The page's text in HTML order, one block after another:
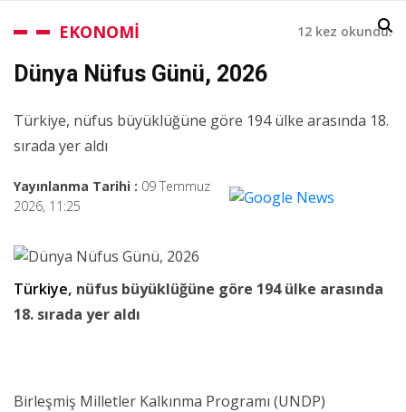
EKONOMİ 12 kez okundu.
Dünya Nüfus Günü, 2026
Türkiye, nüfus büyüklüğüne göre 194 ülke arasında 18.
sırada yer aldı
Yayınlanma Tarihi : 09 Temmuz
2026, 11:25
Türkiye, nüfus büyüklüğüne göre 194 ülke arasında
18. sırada yer aldı
Birleşmiş Milletler Kalkınma Programı (UNDP)